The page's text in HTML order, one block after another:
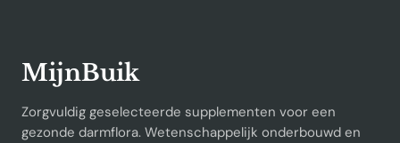
MijnBuik
Zorgvuldig geselecteerde supplementen voor een
gezonde darmflora. Wetenschappelijk onderbouwd en